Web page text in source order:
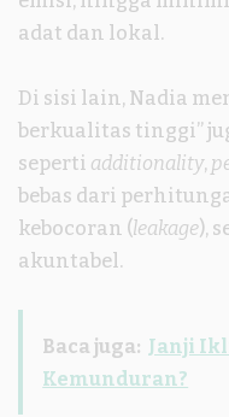
adat dan lokal.
Di sisi lain, Nadia
berkualitas tinggi”
seperti additionality,
bebas dari
kebocoran (leakage),
akuntabel.
Baca juga: Janji
Kemunduran?